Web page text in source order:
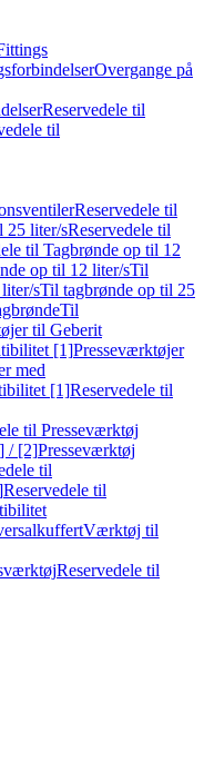
Overgange på
Reservedele til
til
Reservedele til
25 liter/sReservedele til
til Tagbrønde op til 12
op til 12 liter/sTil
sTil tagbrønde op til 25
Til
til Geberit
[1]Presseværktøjer
med
[1]Reservedele til
til Presseværktøj
/ [2]Presseværktøj
til
Reservedele til
Værktøj til
Reservedele til